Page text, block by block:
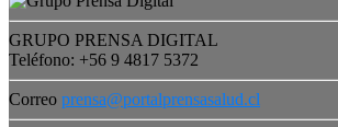
GRUPO PRENSA DIGITAL
Teléfono: +56 9 4817 5372
Correo prensa@portalprensasalud.cl